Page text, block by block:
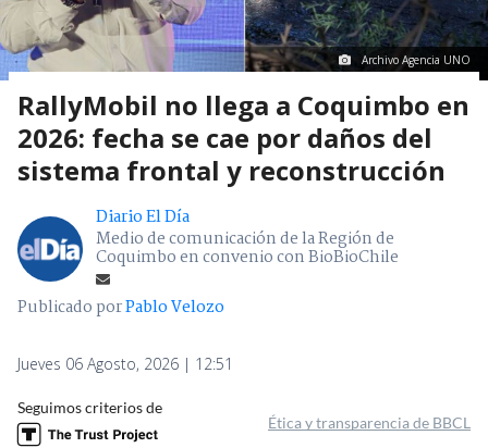
Archivo Agencia UNO
RallyMobil no llega a Coquimbo en
2026: fecha se cae por daños del
sistema frontal y reconstrucción
Diario El Día
Medio de comunicación de la Región de
Coquimbo en convenio con BioBioChile
Publicado porPablo Velozo
Jueves 06 Agosto, 2026 | 12:51
Seguimos criterios de
Ética y transparencia de BBCL